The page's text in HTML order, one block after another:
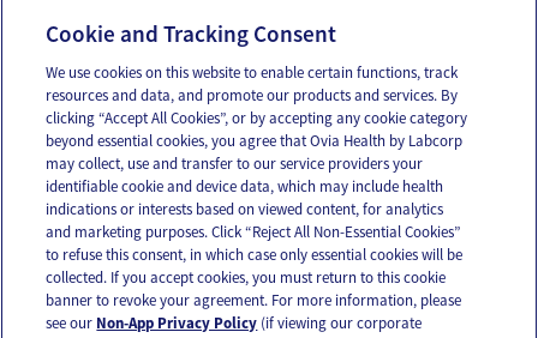
Destete
Email Text
OUR APPS
Cookie and Tracking Consent
We use cookies on this website to enable certain functions, track
resources and data, and promote our products and services. By
clicking “Accept All Cookies”, or by accepting any cookie category
beyond essential cookies, you agree that Ovia Health by Labcorp
may collect, use and transfer to our service providers your
identifiable cookie and device data, which may include health
indications or interests based on viewed content, for analytics
and marketing purposes. Click “Reject All Non-Essential Cookies”
to refuse this consent, in which case only essential cookies will be
collected. If you accept cookies, you must return to this cookie
banner to revoke your agreement. For more information, please
see our Non-App Privacy Policy (if viewing our corporate